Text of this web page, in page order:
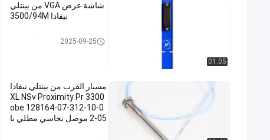
01:05
شاشة عرض VGA من بينتلي
نيفادا 3500/94M
نظام مراقبة اهتزازات (بنتلي نيفاد
2025-09-25
مسبار القرب من بينتلي نيفادا
3300 XL NSv Proximity Pr
obe 128164-07-312-10-0
2-05 موصل نحاسي مطلي با